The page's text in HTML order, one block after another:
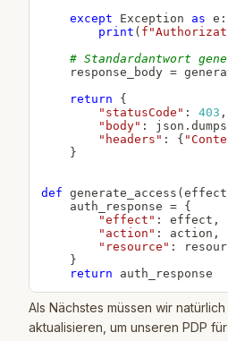
except Exception as e :
print (
# Standardantwort
    response_body
=
return
{
"statusCode" : 403 ,
"body" : json . dumps
"headers" : {
}
def generate_access ( effect
    auth_response
=
{
"effect" : effect ,
"action" : action ,
"resource" :
}
return
Als Nächstes müssen wir
aktualisieren, um unseren PDP